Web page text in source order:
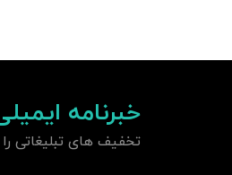
خبرنامه
تخفیف های تبلیغاتی